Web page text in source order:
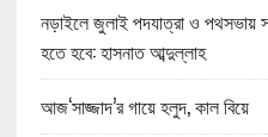
নড়াইলে জুলাই পদযাত্রা ও পথসভায়
হতে হবে: হাসনাত আব্দুল্লাহ
আজ‘সাজ্জাদ’র গায়ে হলুদ, কাল বিয়ে